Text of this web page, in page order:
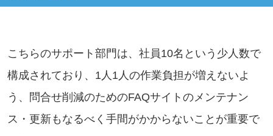
こちらのサポート部門は、社員10名という少人数で
構成されており、1人1人の作業負担が増えないよ
う、問合せ削減のためのFAQサイトのメンテナン
ス・更新もなるべく手間がかからないことが重要で